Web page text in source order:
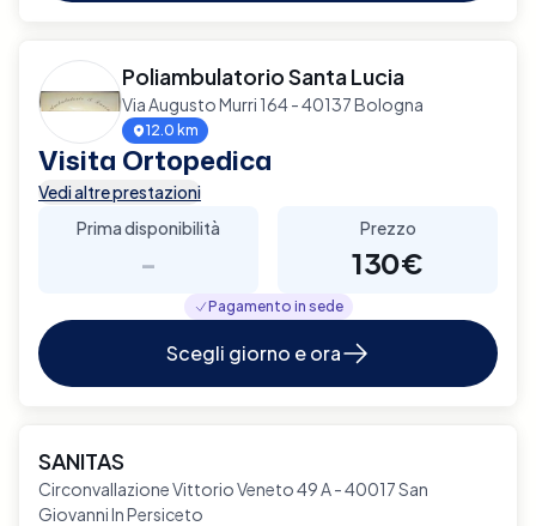
Poliambulatorio Santa Lucia
Via Augusto Murri 164 - 40137 Bologna
12.0 km
Visita Ortopedica
Vedi altre prestazioni
Prima disponibilità
-
Prezzo
130€
Pagamento in sede
Scegli giorno e ora
SANITAS
Circonvallazione Vittorio Veneto 49 A - 40017 San
Giovanni In Persiceto